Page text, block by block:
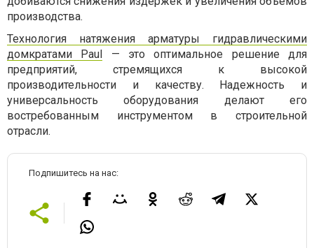
производства.
Технология натяжения арматуры гидравлическими
домкратами Paul — это оптимальное решение для
предприятий, стремящихся к высокой
производительности и качеству. Надежность и
универсальность оборудования делают его
востребованным инструментом в строительной
отрасли.
Подпишитесь на нас: